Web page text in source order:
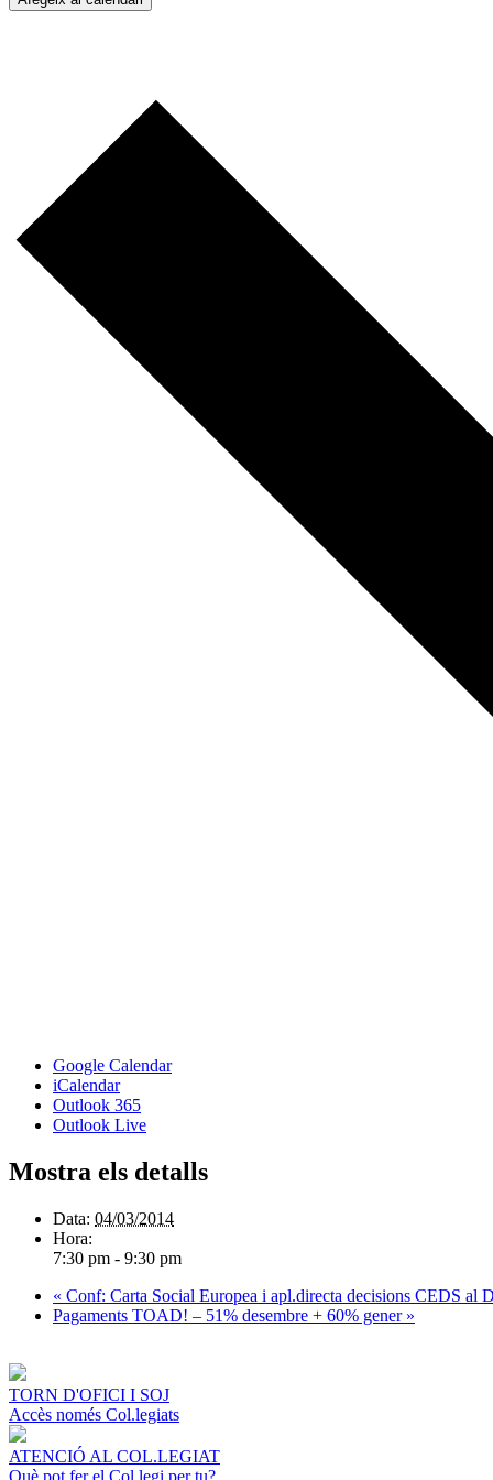
Google Calendar
iCalendar
Outlook 365
Outlook Live
Mostra els detalls
Data: 04/03/2014
Hora:
7:30 pm - 9:30 pm
« Conf: Carta Social Europea i apl.directa decisions CEDS al
Pagaments TOAD! – 51% desembre + 60% gener »
TORN D'OFICI I SOJ
Accès només Col.legiats
ATENCIÓ AL COL.LEGIAT